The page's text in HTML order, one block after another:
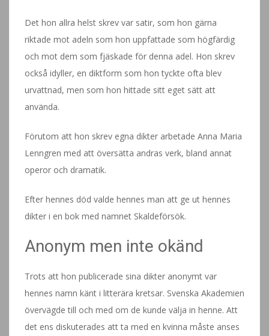
Det hon allra helst skrev var satir, som hon gärna
riktade mot adeln som hon uppfattade som högfärdig
och mot dem som fjäskade för denna adel. Hon skrev
också idyller, en diktform som hon tyckte ofta blev
urvattnad, men som hon hittade sitt eget sätt att
använda.
Förutom att hon skrev egna dikter arbetade Anna Maria
Lenngren med att översätta andras verk, bland annat
operor och dramatik.
Efter hennes död valde hennes man att ge ut hennes
dikter i en bok med namnet Skaldeförsök.
Anonym men inte okänd
Trots att hon publicerade sina dikter anonymt var
hennes namn känt i litterära kretsar. Svenska Akademien
övervägde till och med om de kunde välja in henne. Att
det ens diskuterades att ta med en kvinna måste anses